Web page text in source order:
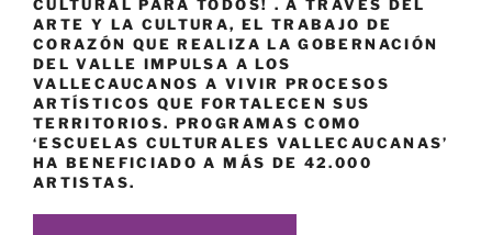
CULTURAL PARA TODOS! . A TRAVÉS DEL
ARTE Y LA CULTURA, EL TRABAJO DE
CORAZÓN QUE REALIZA LA GOBERNACIÓN
DEL VALLE IMPULSA A LOS
VALLECAUCANOS A VIVIR PROCESOS
ARTÍSTICOS QUE FORTALECEN SUS
TERRITORIOS. PROGRAMAS COMO
‘ESCUELAS CULTURALES VALLECAUCANAS’
HA BENEFICIADO A MÁS DE 42.000
ARTISTAS.